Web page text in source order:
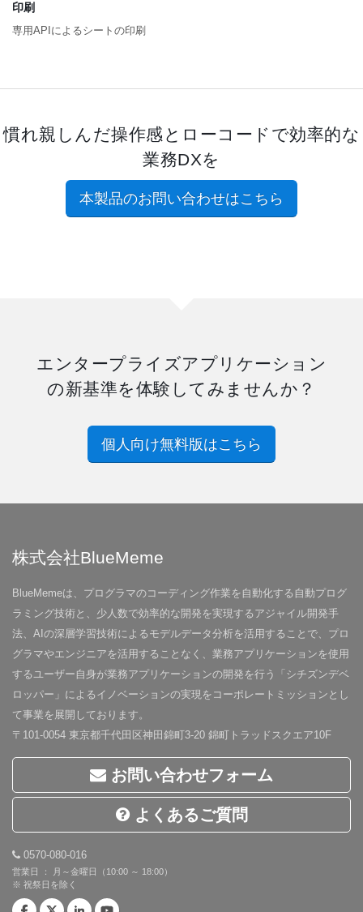
印刷
専用APIによるシートの印刷
慣れ親しんだ操作感とローコードで効率的な
業務DXを
本製品のお問い合わせはこちら
エンタープライズアプリケーション
の新基準を体験してみませんか？
個人向け無料版はこちら
株式会社BlueMeme
BlueMemeは、プログラマのコーディング作業を自動化する自動プログ
ラミング技術と、少人数で効率的な開発を実現するアジャイル開発手
法、AIの深層学習技術によるモデルデータ分析を活用することで、プロ
グラマやエンジニアを活用することなく、業務アプリケーションを使用
するユーザー自身が業務アプリケーションの開発を行う「シチズンデベ
ロッパー」によるイノベーションの実現をコーポレートミッションとし
て事業を展開しております。
〒101-0054 東京都千代田区神田錦町3-20 錦町トラッドスクエア10F
お問い合わせフォーム
よくあるご質問
0570-080-016
営業日 ： 月～金曜日（10:00 ～ 18:00）
※ 祝祭日を除く